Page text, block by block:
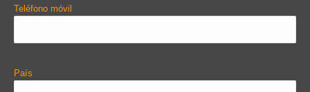
Teléfono móvil
País